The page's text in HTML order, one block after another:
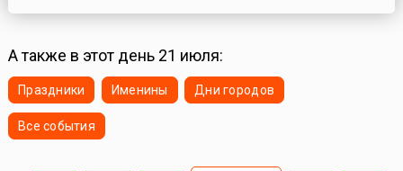
А также в этот день 21 июля:
Праздники Именины Дни городов
Все события